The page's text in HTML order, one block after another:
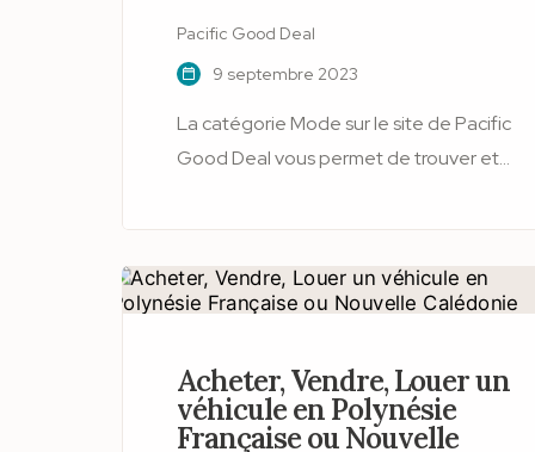
Pacific Good Deal
9 septembre 2023
La catégorie Mode sur le site de Pacific
Good Deal vous permet de trouver et
chaussures, des accessoires et des
imbattables. Que vous cherchiez une
une montre de luxe ou un sac à main
tendance, vous êtes au bon endroit !
Pacific Good Deal vous offre la
Acheter, Vendre, Louer un
véhicule en Polynésie
Française ou Nouvelle